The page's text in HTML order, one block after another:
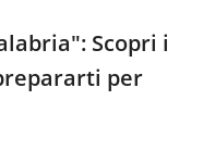
Scopri i
per